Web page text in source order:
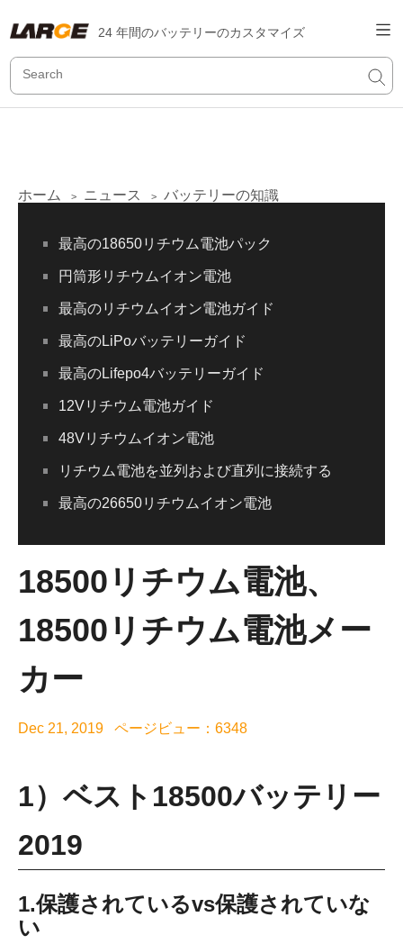
24 年間のバッテリーのカスタマイズ
ホーム > ニュース > バッテリーの知識
最高の18650リチウム電池パック
円筒形リチウムイオン電池
最高のリチウムイオン電池ガイド
最高のLiPoバッテリーガイド
最高のLifepo4バッテリーガイド
12Vリチウム電池ガイド
48Vリチウムイオン電池
リチウム電池を並列および直列に接続する
最高の26650リチウムイオン電池
18500リチウム電池、
18500リチウム電池メー
カー
Dec 21, 2019 ページビュー：6348
1）ベスト18500バッテリー
2019
1.保護されているvs保護されていな
い